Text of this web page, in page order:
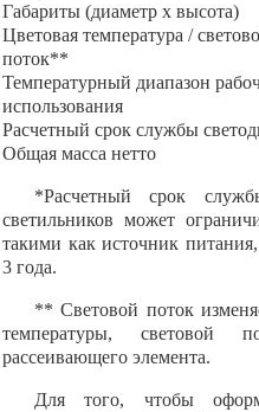
Габариты (диаметр х высота)
Цветовая температура /
поток**
Температурный диапазон
использования
Расчетный срок службы
Общая масса нетто
*Расчетный срок
светильников может
такими как источник
3 года.
** Световой поток
температуры, световой
рассеивающего элемента.
Для того, чтобы